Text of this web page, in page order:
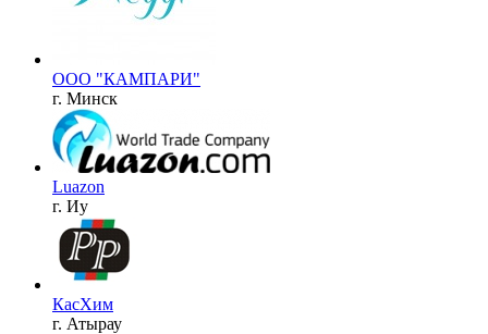
ООО "КАМПАРИ"
г. Минск
Luazon
г. Иу
КасХим
г. Атырау